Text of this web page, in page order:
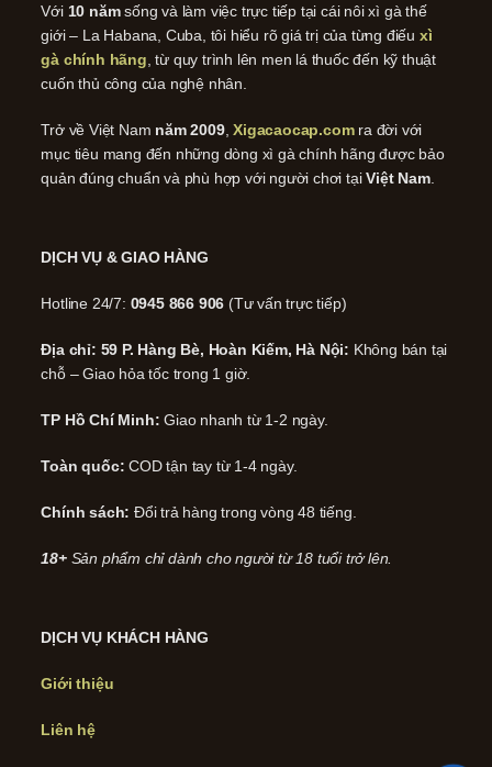
Với 10 nămsống và làm việc trực tiếp tại cái nôi xì gà thế
giới – La Habana, Cuba, tôi hiểu rõ giá trị của từng điếu xì
gà chính hãng , từ quy trình lên men lá thuốc đến kỹ thuật
cuốn thủ công của nghệ nhân.
Trở về Việt Nam năm 2009,Xigacaocap.comra đời với
mục tiêu mang đến những dòng xì gà chính hãng được bảo
quản đúng chuẩn và phù hợp với người chơi tạiViệt Nam.
DỊCH VỤ & GIAO HÀNG
Hotline 24/7: 0945 866 906 (Tư vấn trực tiếp)
Địa chỉ: 59 P. Hàng Bè, Hoàn Kiếm, Hà Nội: Không bán tại
chỗ – Giao hỏa tốc trong 1 giờ.
TP Hồ Chí Minh: Giao nhanh từ 1-2 ngày.
Toàn quốc: COD tận tay từ 1-4 ngày.
Chính sách: Đổi trả hàng trong vòng 48 tiếng.
18+ Sản phẩm chỉ dành cho người từ 18 tuổi trở lên.
DỊCH VỤ KHÁCH HÀNG
Giới thiệu
Liên hệ